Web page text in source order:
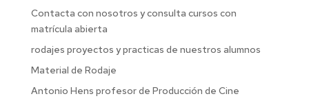
Contacta con nosotros y consulta cursos con
matrícula abierta
rodajes proyectos y practicas de nuestros alumnos
Material de Rodaje
Antonio Hens profesor de Producción de Cine